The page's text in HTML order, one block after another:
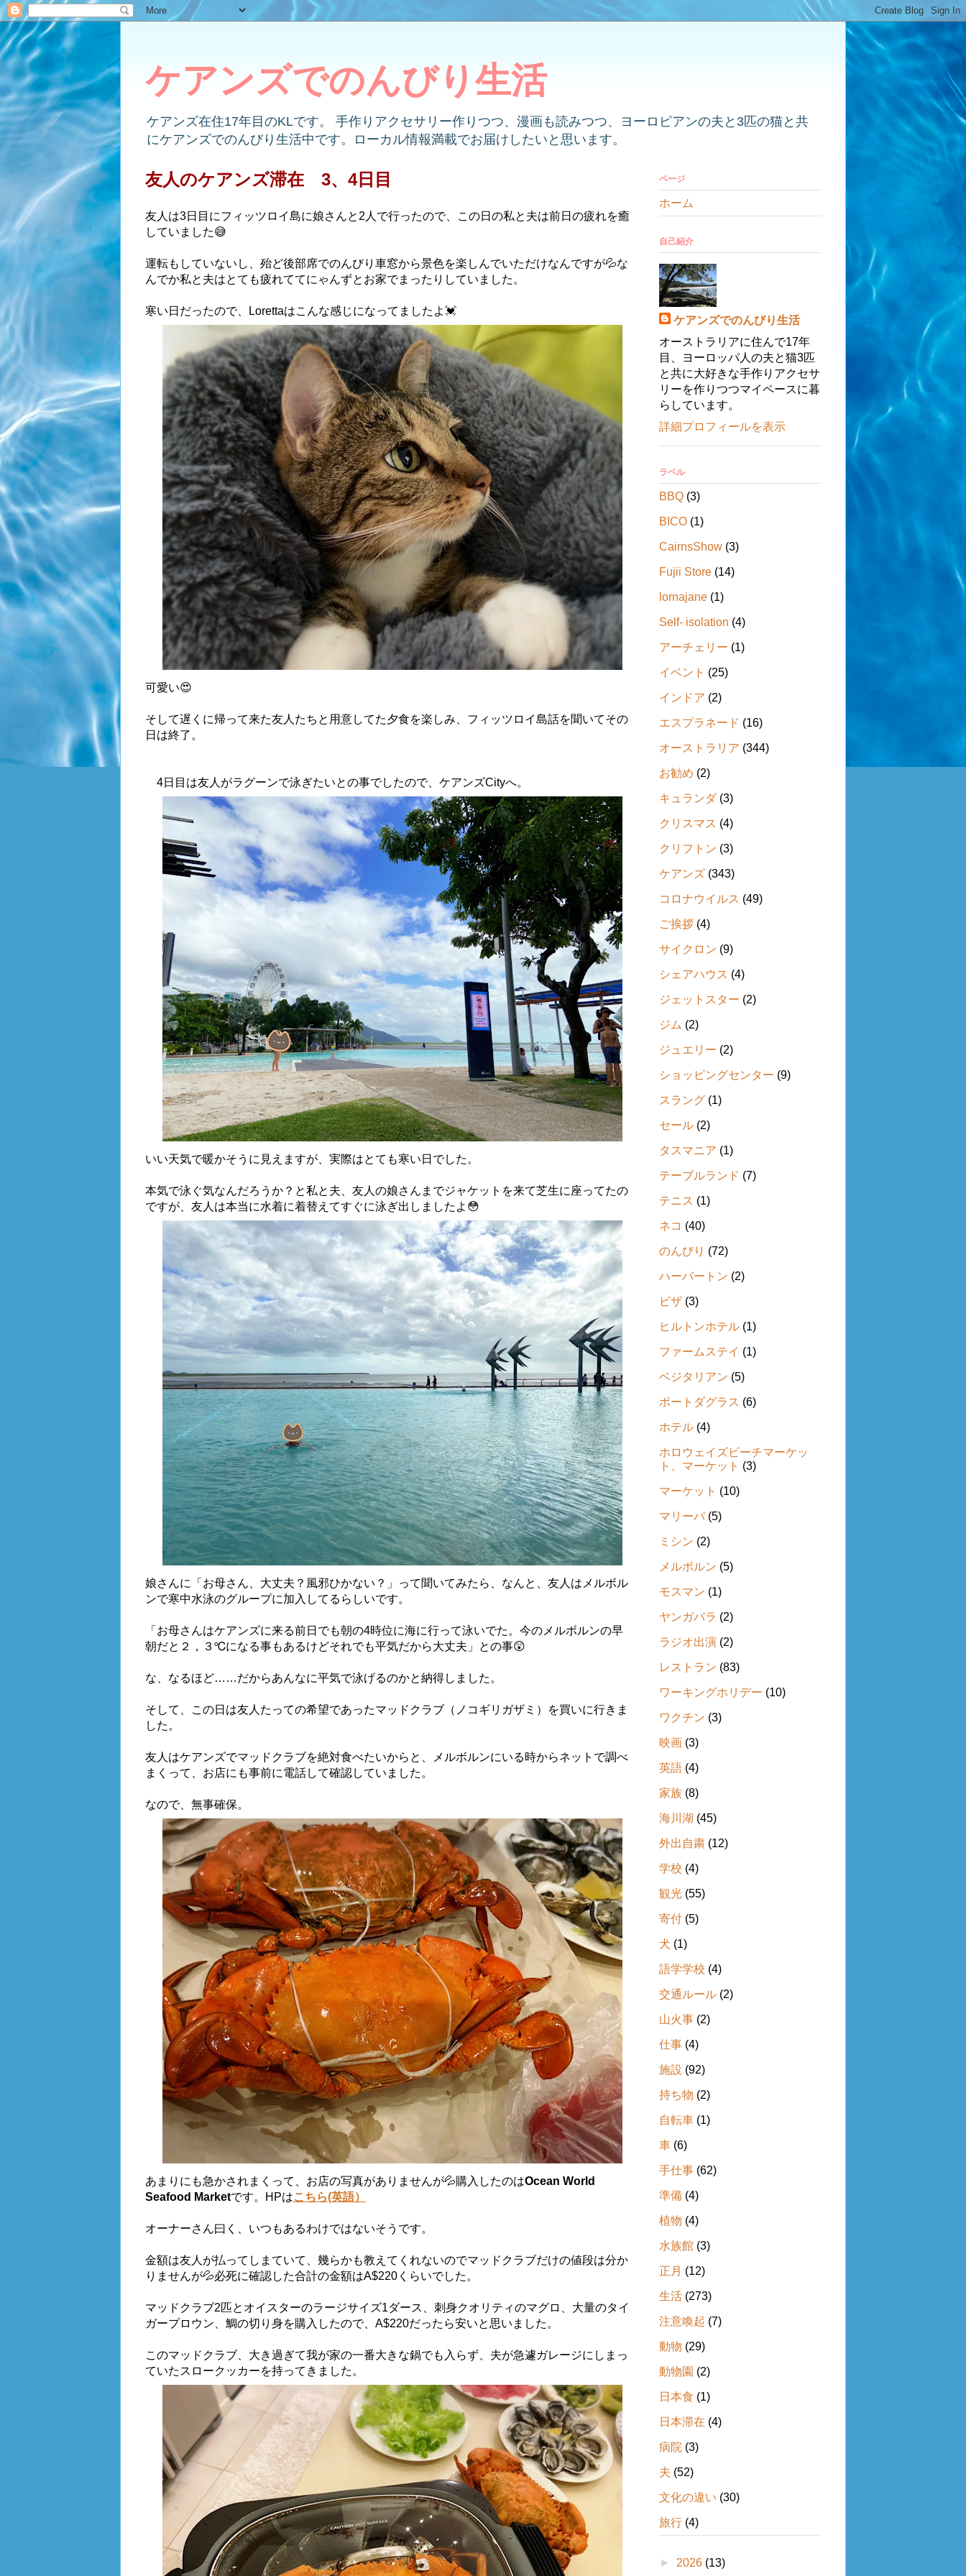
ケアンズでのんびり生活
ケアンズ在住17年目のKLです。 手作りアクセサリー作りつつ、漫画も読みつつ、ヨーロピアンの夫と3匹の猫と共
にケアンズでのんびり生活中です。ローカル情報満載でお届けしたいと思います。
友人のケアンズ滞在 3、4日目
友人は3日目にフィッツロイ島に娘さんと2人で行ったので、この日の私と夫は前日の疲れを癒
していました😅
運転もしていないし、殆ど後部席でのんびり車窓から景色を楽しんでいただけなんですが💦な
んでか私と夫はとても疲れててにゃんずとお家でまったりしていました。
寒い日だったので、Lorettaはこんな感じになってましたよ💓
可愛い😍
そして遅くに帰って来た友人たちと用意してた夕食を楽しみ、フィッツロイ島話を聞いてその
日は終了。
4日目は友人がラグーンで泳ぎたいとの事でしたので、ケアンズCityへ。
いい天気で暖かそうに見えますが、実際はとても寒い日でした。
本気で泳ぐ気なんだろうか？と私と夫、友人の娘さんまでジャケットを来て芝生に座ってたの
ですが、友人は本当に水着に着替えてすぐに泳ぎ出しましたよ😳
娘さんに「お母さん、大丈夫？風邪ひかない？」って聞いてみたら、なんと、友人はメルボル
ンで寒中水泳のグループに加入してるらしいです。
「お母さんはケアンズに来る前日でも朝の4時位に海に行って泳いでた。今のメルボルンの早
朝だと２，３℃になる事もあるけどそれでも平気だから大丈夫」との事😲
な、なるほど……だからあんなに平気で泳げるのかと納得しました。
そして、この日は友人たっての希望であったマッドクラブ（ノコギリガザミ）を買いに行きま
した。
友人はケアンズでマッドクラブを絶対食べたいからと、メルボルンにいる時からネットで調べ
まくって、お店にも事前に電話して確認していました。
なので、無事確保。
あまりにも急かされまくって、お店の写真がありませんが💦購入したのはOcean World
Seafood Marketです。HPはこちら(英語）
オーナーさん曰く、いつもあるわけではないそうです。
金額は友人が払ってしまていて、幾らかも教えてくれないのでマッドクラブだけの値段は分か
りませんが💦必死に確認した合計の金額はA$220くらいでした。
マッドクラブ2匹とオイスターのラージサイズ1ダース、刺身クオリティのマグロ、大量のタイ
ガープロウン、鯛の切り身を購入したので、A$220だったら安いと思いました。
このマッドクラブ、大き過ぎて我が家の一番大きな鍋でも入らず、夫が急遽ガレージにしまっ
ていたスロークッカーを持ってきました。
ページ
ホーム
自己紹介
ケアンズでのんびり生活
オーストラリアに住んで17年
目、ヨーロッパ人の夫と猫3匹
と共に大好きな手作りアクセサ
リーを作りつつマイペースに暮
らしています。
詳細プロフィールを表示
ラベル
BBQ (3)
BICO (1)
CairnsShow (3)
Fujii Store (14)
lornajane (1)
Self- isolation (4)
アーチェリー (1)
イベント (25)
インドア (2)
エスプラネード (16)
オーストラリア (344)
お勧め (2)
キュランダ (3)
クリスマス (4)
クリフトン (3)
ケアンズ (343)
コロナウイルス (49)
ご挨拶 (4)
サイクロン (9)
シェアハウス (4)
ジェットスター (2)
ジム (2)
ジュエリー (2)
ショッピングセンター (9)
スラング (1)
セール (2)
タスマニア (1)
テーブルランド (7)
テニス (1)
ネコ (40)
のんびり (72)
ハーバートン (2)
ビザ (3)
ヒルトンホテル (1)
ファームステイ (1)
ベジタリアン (5)
ポートダグラス (6)
ホテル (4)
ホロウェイズビーチマーケッ
ト、マーケット (3)
マーケット (10)
マリーバ (5)
ミシン (2)
メルボルン (5)
モスマン (1)
ヤンガバラ (2)
ラジオ出演 (2)
レストラン (83)
ワーキングホリデー (10)
ワクチン (3)
映画 (3)
英語 (4)
家族 (8)
海川湖 (45)
外出自粛 (12)
学校 (4)
観光 (55)
寄付 (5)
犬 (1)
語学学校 (4)
交通ルール (2)
山火事 (2)
仕事 (4)
施設 (92)
持ち物 (2)
自転車 (1)
車 (6)
手仕事 (62)
準備 (4)
植物 (4)
水族館 (3)
正月 (12)
生活 (273)
注意喚起 (7)
動物 (29)
動物園 (2)
日本食 (1)
日本滞在 (4)
病院 (3)
夫 (52)
文化の違い (30)
旅行 (4)
► 2026 (13)